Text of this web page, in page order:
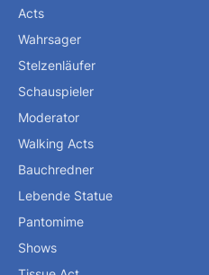
Acts
Wahrsager
Stelzenläufer
Schauspieler
Moderator
Walking Acts
Bauchredner
Lebende Statue
Pantomime
Shows